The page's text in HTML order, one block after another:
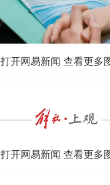
打开网易新闻 查看更多
打开网易新闻 查看更多